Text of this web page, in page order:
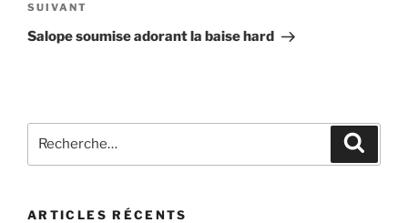
Article
suivant
SUIVANT
Salope soumise adorant la baise hard
pour
ARTICLES RÉCENTS